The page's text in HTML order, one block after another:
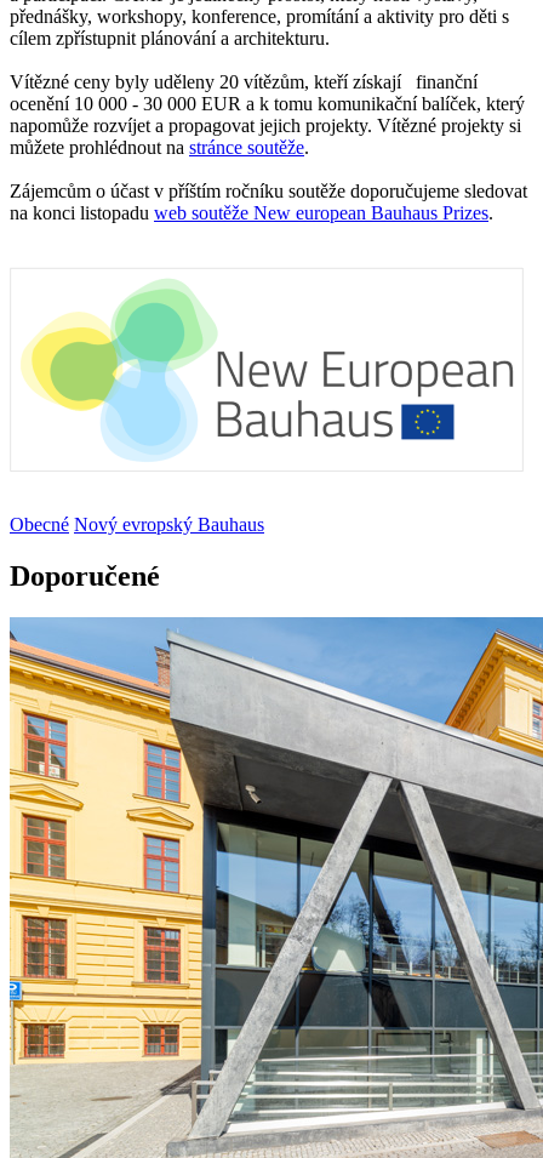
přednášky, workshopy, konference, promítání a aktivity pro děti s
cílem zpřístupnit plánování a architekturu.
Vítězné ceny byly uděleny 20 vítězům, kteří získají finanční
ocenění 10 000 - 30 000 EUR a k tomu komunikační balíček, který
napomůže rozvíjet a propagovat jejich projekty. Vítězné projekty si
můžete prohlédnout na stránce soutěže.
Zájemcům o účast v příštím ročníku soutěže doporučujeme sledovat
na konci listopadu web soutěže New european Bauhaus Prizes.
Obecné Nový evropský Bauhaus
Doporučené